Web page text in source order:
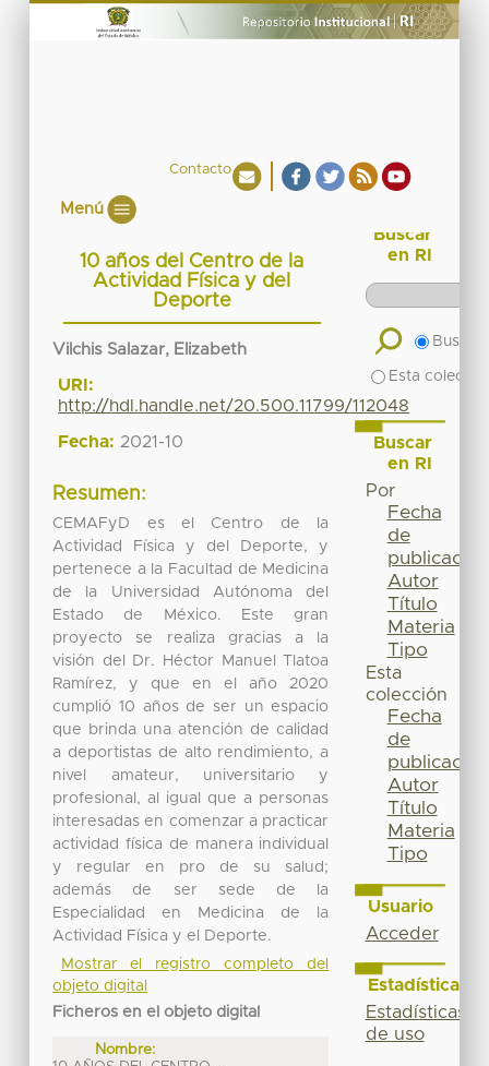
Contacto
Menú
10 años del Centro de la
Actividad Física y del
Deporte
Vilchis Salazar, Elizabeth
URI:
http://hdl.handle.net/20.500.11799/112048
Fecha: 2021-10
Resumen:
CEMAFyD es el Centro de la
Actividad Física y del Deporte, y
pertenece a la Facultad de Medicina
de la Universidad Autónoma del
Estado de México. Este gran
proyecto se realiza gracias a la
visión del Dr. Héctor Manuel Tlatoa
Ramírez, y que en el año 2020
cumplió 10 años de ser un espacio
que brinda una atención de calidad
a deportistas de alto rendimiento, a
nivel amateur, universitario y
profesional, al igual que a personas
interesadas en comenzar a practicar
actividad física de manera individual
y regular en pro de su salud;
además de ser sede de la
Especialidad en Medicina de la
Actividad Física y el Deporte.
Mostrar el registro completo del
objeto digital
Ficheros en el objeto digital
Nombre:
Buscar
en RI
Buscar
Esta
Buscar
en RI
Por
Fecha
de
publicación
Autor
Título
Materia
Tipo
Esta
colección
Fecha
de
publicación
Autor
Título
Materia
Tipo
Usuario
Acceder
Estadísticas
Estadísticas
de uso